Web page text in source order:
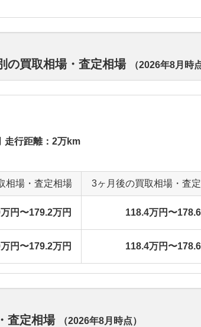
の買取相場・査定相場 （2026年8月 時
走行距離：2万km
相場・査定相場 3ヶ月後の買取相場・査
円〜179.2万円 118.4万円〜
円〜179.2万円 118.4万円〜
査定相場 （2026年8月 時点）